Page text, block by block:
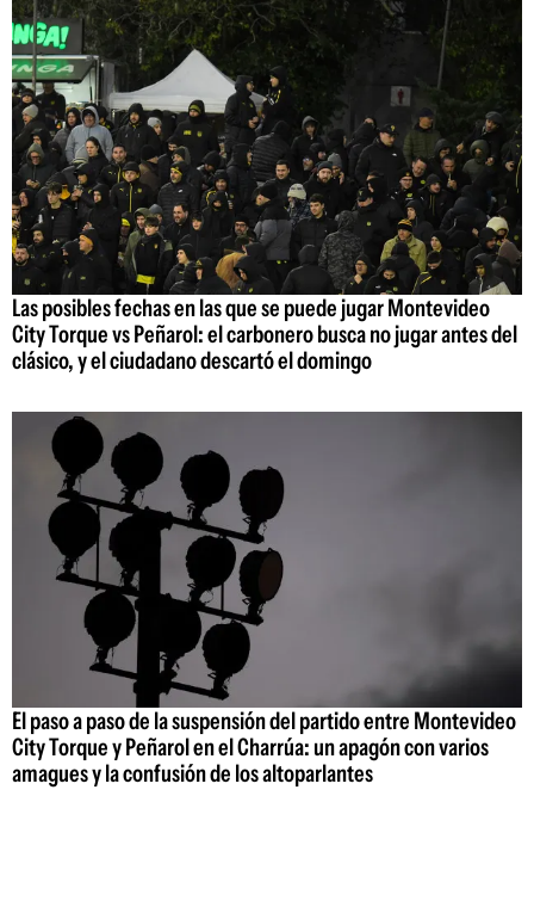
Las posibles fechas en las que se puede jugar Montevideo
City Torque vs Peñarol: el carbonero busca no jugar antes del
clásico, y el ciudadano descartó el domingo
El paso a paso de la suspensión del partido entre Montevideo
City Torque y Peñarol en el Charrúa: un apagón con varios
amagues y la confusión de los altoparlantes